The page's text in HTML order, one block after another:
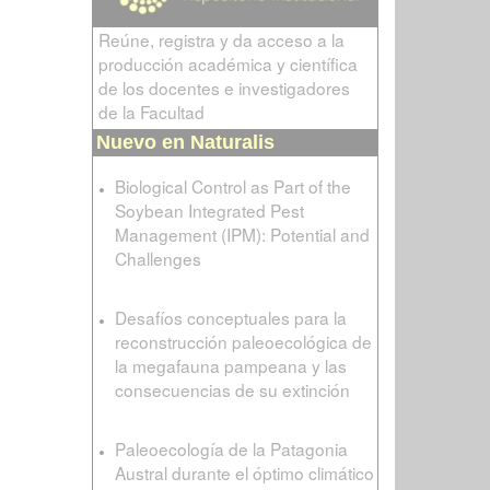
Reúne, registra y da acceso a la
producción académica y científica
de los docentes e investigadores
de la Facultad
Nuevo en Naturalis
Biological Control as Part of the
Soybean Integrated Pest
Management (IPM): Potential and
Challenges
Desafíos conceptuales para la
reconstrucción paleoecológica de
la megafauna pampeana y las
consecuencias de su extinción
Paleoecología de la Patagonia
Austral durante el óptimo climático